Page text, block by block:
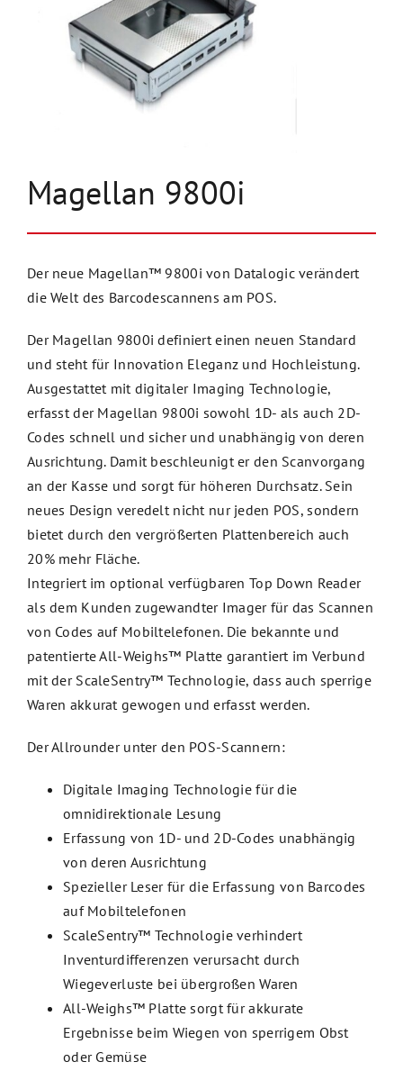
Unternehmen
Magellan 9800i
Der neue Magellan™ 9800i von Datalogic verändert
die Welt des Barcodescannens am POS.
Der Magellan 9800i definiert einen neuen Standard
und steht für Innovation Eleganz und Hochleistung.
Ausgestattet mit digitaler Imaging Technologie,
erfasst der Magellan 9800i sowohl 1D- als auch 2D-
Codes schnell und sicher und unabhängig von deren
Ausrichtung. Damit beschleunigt er den Scanvorgang
an der Kasse und sorgt für höheren Durchsatz. Sein
neues Design veredelt nicht nur jeden POS, sondern
bietet durch den vergrößerten Plattenbereich auch
20% mehr Fläche.
Integriert im optional verfügbaren Top Down Reader
als dem Kunden zugewandter Imager für das Scannen
von Codes auf Mobiltelefonen. Die bekannte und
patentierte All-Weighs™ Platte garantiert im Verbund
mit der ScaleSentry™ Technologie, dass auch sperrige
Waren akkurat gewogen und erfasst werden.
Der Allrounder unter den POS-Scannern:
Digitale Imaging Technologie für die
omnidirektionale Lesung
Erfassung von 1D- und 2D-Codes unabhängig
von deren Ausrichtung
Spezieller Leser für die Erfassung von Barcodes
auf Mobiltelefonen
ScaleSentry™ Technologie verhindert
Inventurdifferenzen verursacht durch
Wiegeverluste bei übergroßen Waren
All-Weighs™ Platte sorgt für akkurate
Ergebnisse beim Wiegen von sperrigem Obst
oder Gemüse